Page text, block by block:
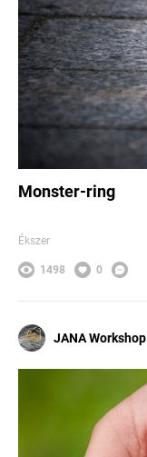
Monster-ring
Ékszer
1498 0
JANA Workshop